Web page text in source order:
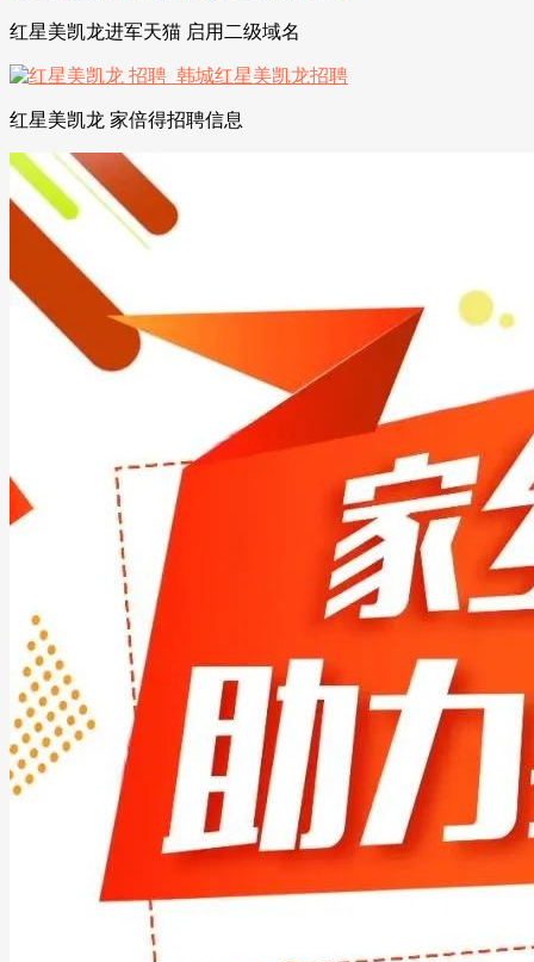
红星美凯龙进军天猫 启用二级域名
红星美凯龙 家倍得招聘信息